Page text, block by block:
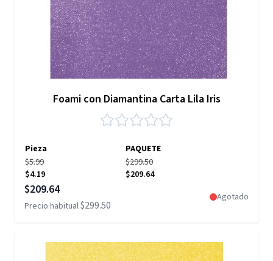
Foami con Diamantina Carta Lila Iris
Pieza
PAQUETE
$5.99
$4.19
$299.50
$209.64
Precio especial
$209.64
Precio habitual$299.50
Agotado